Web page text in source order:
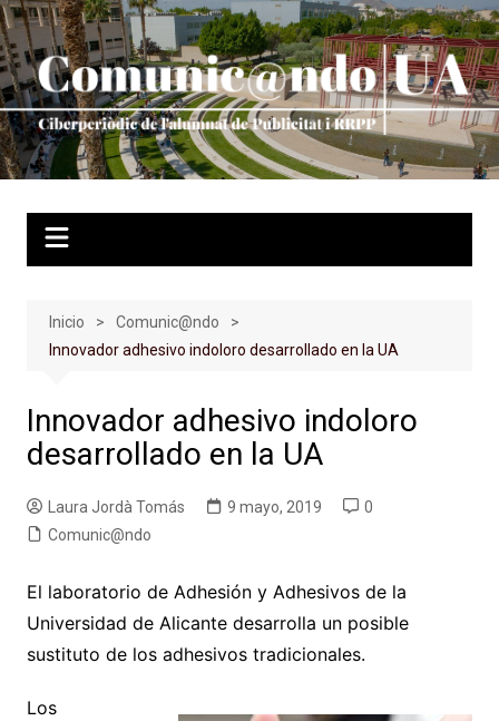
Saltar
al
contenido
Inicio
Comunic@ndo
Innovador adhesivo indoloro desarrollado en la UA
Innovador adhesivo indoloro
desarrollado en la UA
Laura Jordà Tomás 9 mayo, 2019
0
Comunic@ndo
El laboratorio de Adhesión y Adhesivos de la
Universidad de Alicante desarrolla un posible
sustituto de los adhesivos tradicionales.
Los